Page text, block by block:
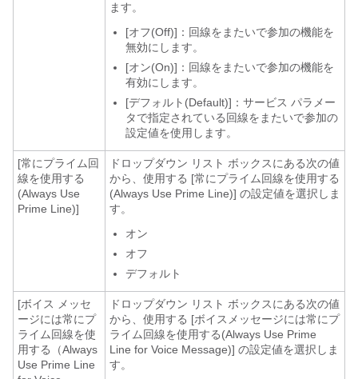
ます。
[オフ(Off)]：回線をまたいで参加の機能を
無効にします。
[オン(On)]：回線をまたいで参加の機能を
有効にします。
[デフォルト(Default)]：サービス パラメー
タで指定されている回線をまたいで参加の
設定値を使用します。
[常にプライム回
線を使用する
(Always Use
Prime Line)]
ドロップダウン リスト ボックスにある次の値
から、使用する [常にプライム回線を使用する
(Always Use Prime Line)] の設定値を選択しま
す。
オン
オフ
デフォルト
[ボイス メッセ
ージには常にプ
ライム回線を使
用する（Always
Use Prime Line
ドロップダウン リスト ボックスにある次の値
から、使用する [ボイスメッセージには常にプ
ライム回線を使用する(Always Use Prime
Line for Voice Message)] の設定値を選択しま
す。